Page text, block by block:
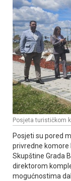
Posjeta turističkom
Posjeti su pored
privredne komore
Skupštine Grada
direktorom
mogućnostima